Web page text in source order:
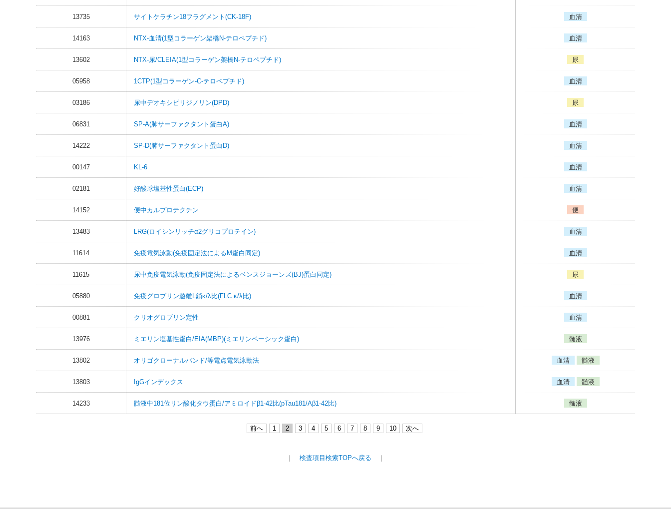
13735 サイトケラチン18フラグメント(CK-18F) 血清
14163 NTX-血清(1型コラーゲン架橋N-テロペプチド) 血清
13602 NTX-尿/CLEIA(1型コラーゲン架橋N-テロペプチド) 尿
05958 1CTP(1型コラーゲン-C-テロペプチド) 血清
03186 尿中デオキシピリジノリン(DPD) 尿
06831 SP-A(肺サーファクタント蛋白A) 血清
14222 SP-D(肺サーファクタント蛋白D) 血清
00147 KL-6 血清
02181 好酸球塩基性蛋白(ECP) 血清
14152 便中カルプロテクチン 便
13483 LRG(ロイシンリッチα2グリコプロテイン) 血清
11614 免疫電気泳動(免疫固定法によるM蛋白同定) 血清
11615 尿中免疫電気泳動(免疫固定法によるベンスジョーンズ(BJ)蛋白同定) 尿
05880 免疫グロブリン遊離L鎖κ/λ比(FLC κ/λ比) 血清
00881 クリオグロブリン定性 血清
13976 ミエリン塩基性蛋白/EIA(MBP)(ミエリンベーシック蛋白) 髄液
13802 オリゴクローナルバンド/等電点電気泳動法 血清 髄液
13803 IgGインデックス 血清 髄液
14233 髄液中181位リン酸化タウ蛋白/アミロイドβ1-42比(pTau181/Aβ1-42比) 髄液
前へ 1 2 3 4 5 6 7 8 9 10 次へ
｜ 検査項目検索TOPへ戻る ｜